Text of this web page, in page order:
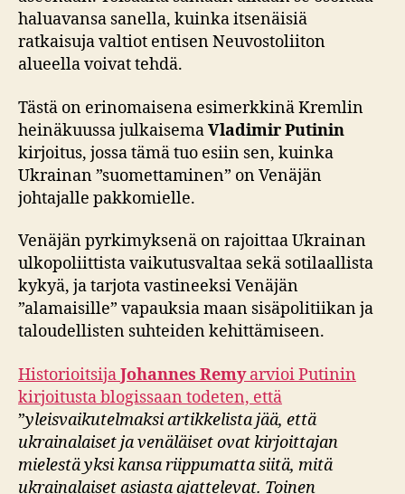
haluavansa sanella, kuinka itsenäisiä
ratkaisuja valtiot entisen Neuvostoliiton
alueella voivat tehdä.
Tästä on erinomaisena esimerkkinä Kremlin
heinäkuussa julkaisemaVladimir Putinin
kirjoitus, jossa tämä tuo esiin sen, kuinka
Ukrainan ”suomettaminen” on Venäjän
johtajalle pakkomielle.
Venäjän pyrkimyksenä on rajoittaa Ukrainan
ulkopoliittista vaikutusvaltaa sekä sotilaallista
kykyä, ja tarjota vastineeksi Venäjän
”alamaisille” vapauksia maan sisäpolitiikan ja
taloudellisten suhteiden kehittämiseen.
HistorioitsijaJohannes Remyarvioi Putinin
kirjoitusta blogissaan todeten, että
”yleisvaikutelmaksi artikkelista jää, että
ukrainalaiset ja venäläiset ovat kirjoittajan
mielestä yksi kansa riippumatta siitä, mitä
ukrainalaiset asiasta ajattelevat. Toinen